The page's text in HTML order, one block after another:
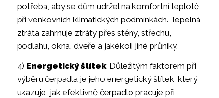
potřeba, aby se dům udržel na komfortní teplotě
při venkovních klimatických podmínkách. Tepelná
ztráta zahrnuje ztráty přes stěny, střechu,
podlahu, okna, dveře a jakékoli jiné průniky.
4) Energetický štítek: Důležitým faktorem při
výběru čerpadla je jeho energetický štítek, který
ukazuje, jak efektivně čerpadlo pracuje při